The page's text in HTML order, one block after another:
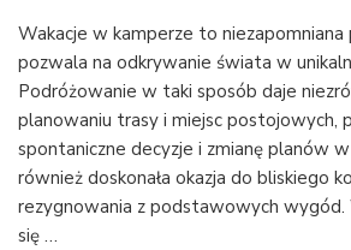
Wakacje w kamperze to niezapomniana
pozwala na odkrywanie świata w
Podróżowanie w taki sposób daje
planowaniu trasy i miejsc postojowych,
spontaniczne decyzje i zmianę planów
również doskonała okazja do bliskiego
rezygnowania z podstawowych
się …